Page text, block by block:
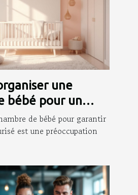
une
bébé pour un
?
de bébé pour garantir
est une préoccupation